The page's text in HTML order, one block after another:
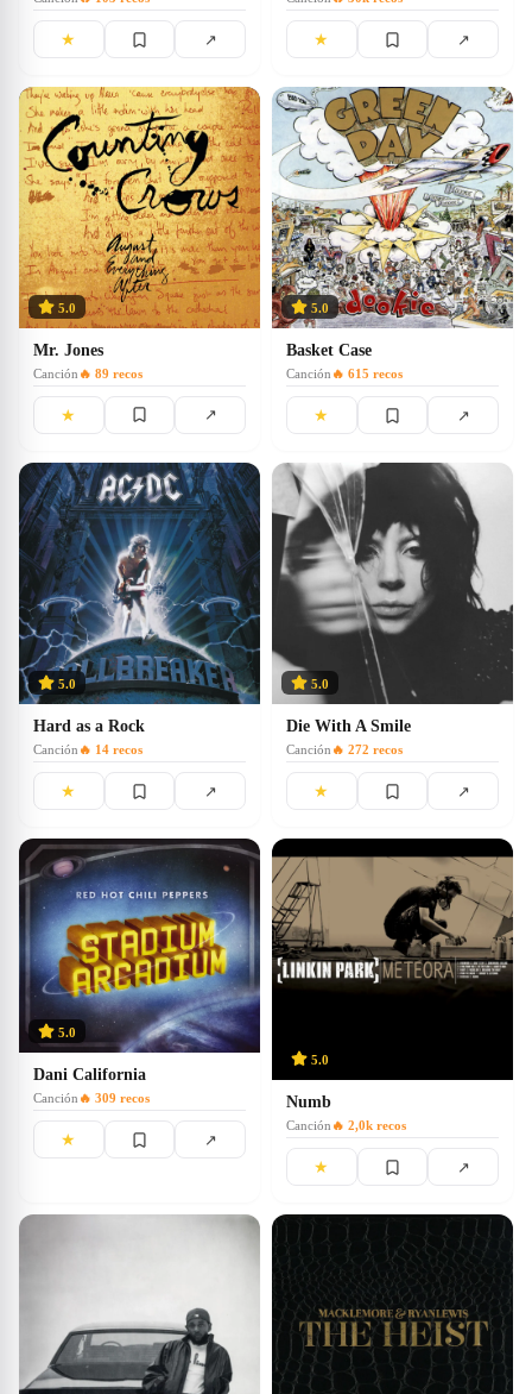
★ ↗ ★ ↗
5.0
Mr. Jones
Canción 🔥 89 recos
★ ↗
5.0
Basket Case
Canción 🔥 615 recos
★ ↗
5.0
Hard as a Rock
Canción 🔥 14 recos
★ ↗
5.0
Die With A Smile
Canción 🔥 272 recos
★ ↗
5.0
Dani California
Canción 🔥 309 recos
★ ↗
5.0
Numb
Canción 🔥 2,0k recos
★ ↗